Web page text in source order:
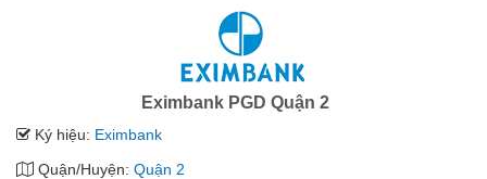
Eximbank PGD Quận 2
Ký hiệu: Eximbank
Quận/Huyện: Quận 2